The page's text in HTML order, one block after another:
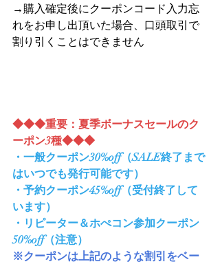
→購入確定後にクーポンコード入力忘
れをお申し出頂いた場合、口頭取引で
割り引くことはできません
◆◆◆重要：夏季ボーナスセールのク
ーポン3種◆◆◆
・一般クーポン30%off（SALE終了まで
はいつでも発行可能です）
・予約クーポン45%off（受付終了して
います）
・リピーター＆ホぺコン参加クーポン
50%off（注意）
※クーポンは上記のような割引をベー